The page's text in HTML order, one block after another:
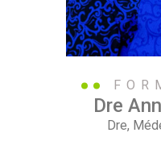
Dre
Dre,